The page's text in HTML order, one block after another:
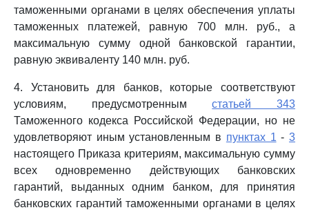
таможенными органами в целях обеспечения уплаты
таможенных платежей, равную 700 млн. руб., а
максимальную сумму одной банковской гарантии,
равную эквиваленту 140 млн. руб.
4. Установить для банков, которые соответствуют
условиям, предусмотреннымстатьей 343
Таможенного кодекса Российской Федерации, но не
удовлетворяют иным установленным в пунктах 1 -3
настоящего Приказа критериям, максимальную сумму
всех одновременно действующих банковских
гарантий, выданных одним банком, для принятия
банковских гарантий таможенными органами в целях